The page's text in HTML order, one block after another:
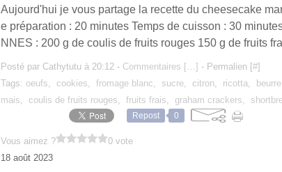
Aujourd'hui je vous partage la recette du cheesecake
e préparation : 20 minutes Temps de cuisson : 30
NNES : 200 g de coulis de fruits rouges 150 g de fruits
Posté par Cathytutu à 20:12 - Commentaires [ …] - Permalien [#]
Tags: oeufs, cookies, fromage blanc, sucre, citron, ricotta, beurre
mais, coulis de fruits rouges, fruits frais, graham crackers,
Repost 0
Vous aimez ?
0 vote
18 août 2023